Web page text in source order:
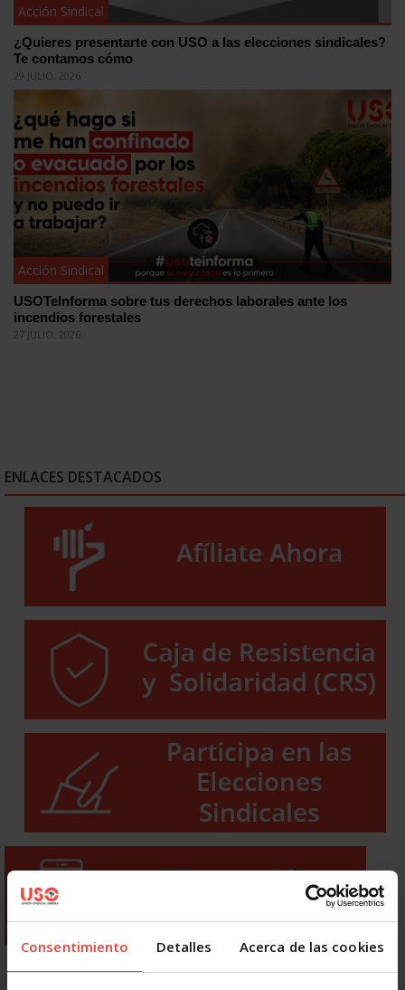
Consentimiento Detalles Acerca de las cookies
Acción Sindical
¿Quieres presentarte con USO a las elecciones sindicales?
Te contamos cómo
29 JULIO, 2026
Acción Sindical
USOTeInforma sobre tus derechos laborales ante los
incendios forestales
27 JULIO, 2026
ENLACES DESTACADOS